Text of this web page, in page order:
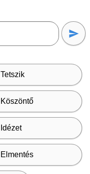
Tetszik
Köszöntő
Idézet
Elmentés